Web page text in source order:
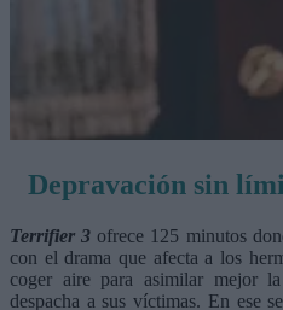
Depravación sin
Terrifier 3 ofrece 125 minutos
con el drama que afecta a los
coger aire para asimilar mejor
despacha a sus víctimas. En ese